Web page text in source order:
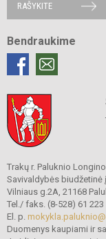
RAŠYKITE
Bendraukime
Trakų r. Paluknio
Savivaldybės biudžetinė
Vilniaus g.2A, 21168
Tel./ faks. (8-528) 61 223
El. p.
Duomenys kaupiami ir